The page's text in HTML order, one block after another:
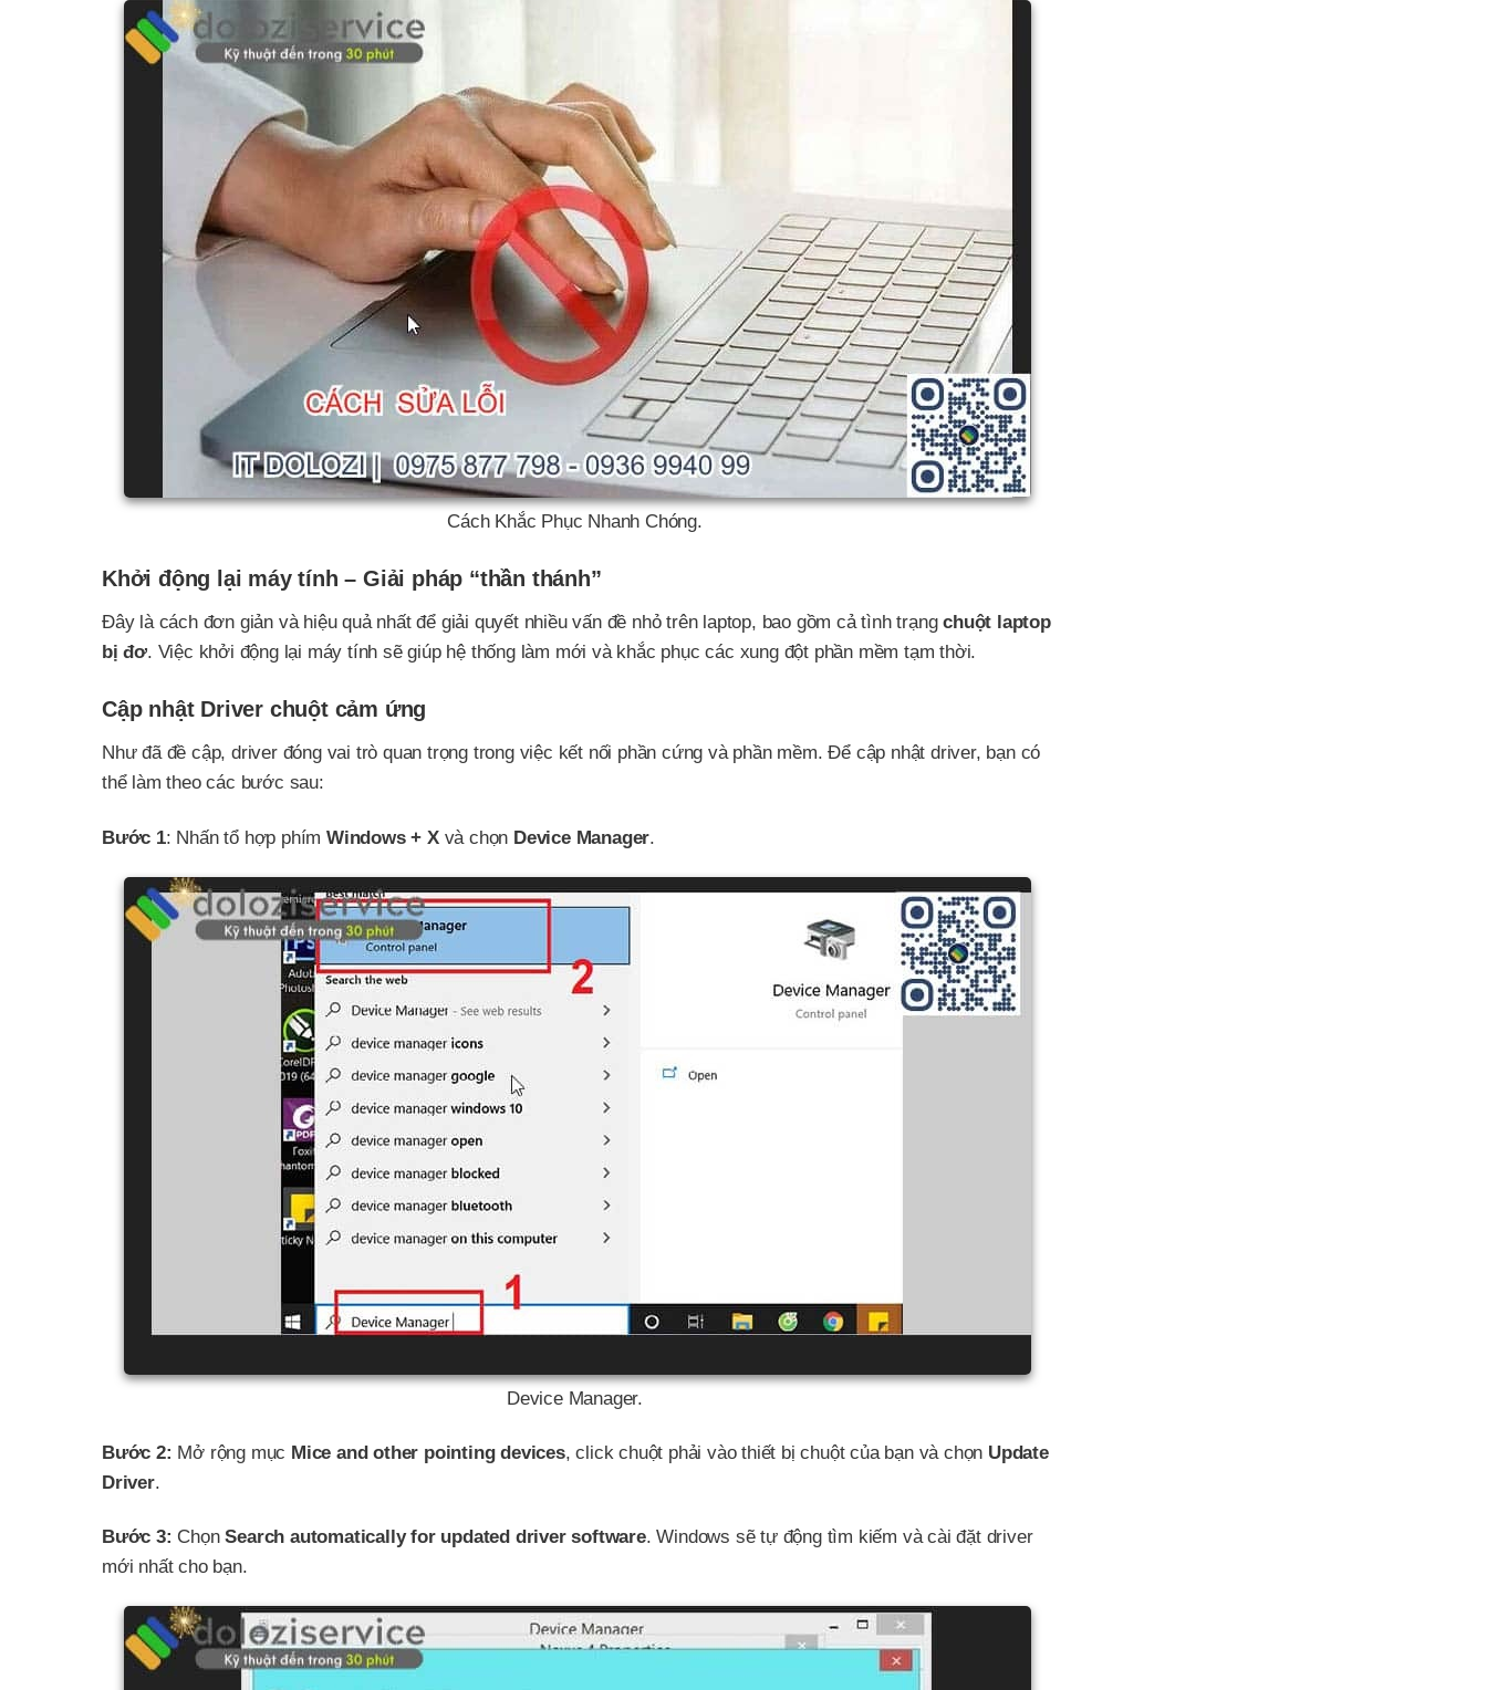
Cách Khắc Phục Nhanh Chóng.
Khởi động lại máy tính – Giải pháp “thần thánh”
Đây là cách đơn giản và hiệu quả nhất để giải quyết nhiều vấn đề nhỏ trên laptop, bao gồm cả tình trạngchuột laptop
bị đơ. Việc khởi động lại máy tính sẽ giúp hệ thống làm mới và khắc phục các xung đột phần mềm tạm thời.
Cập nhật Driver chuột cảm ứng
Như đã đề cập, driver đóng vai trò quan trọng trong việc kết nối phần cứng và phần mềm. Để cập nhật driver, bạn có
thể làm theo các bước sau:
Bước 1: Nhấn tổ hợp phímWindows + Xvà chọn Device Manager.
Device Manager.
Bước 2: Mở rộng mục Mice and other pointing devices, click chuột phải vào thiết bị chuột của bạn và chọn Update
Driver.
Bước 3: ChọnSearch automatically for updated driver software. Windows sẽ tự động tìm kiếm và cài đặt driver
mới nhất cho bạn.